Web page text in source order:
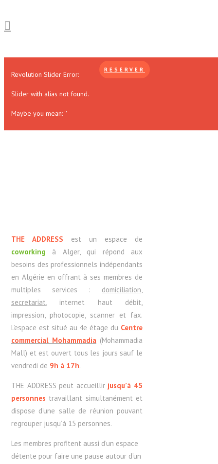
RESERVER
Revolution Slider Error:
Slider with alias not found.
Maybe you mean: ''
THE ADDRESS est un espace de
coworking à Alger, qui répond aux
besoins des professionnels indépendants
en Algérie en offrant à ses membres de
multiples services : domiciliation,
secretariat, internet haut débit,
impression, photocopie, scanner et fax.
L’espace est situé au 4e étage du Centre
commercial Mohammadia (Mohammadia
Mall) et est ouvert tous les jours sauf le
vendredi de 9h à 17h.
THE ADDRESS peut accueillir jusqu’à 45
personnes travaillant simultanément et
dispose d’une salle de réunion pouvant
regrouper jusqu’à 15 personnes.
Les membres profitent aussi d’un espace
détente pour faire une pause autour d’un